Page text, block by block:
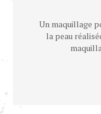
Un maquillage
la peau